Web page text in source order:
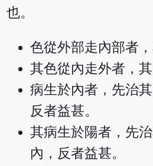
也。
色從外部走內部者
其色從內走外者，其
病生於內者，先治
反者益甚。
其病生於陽者，先
內，反者益甚。